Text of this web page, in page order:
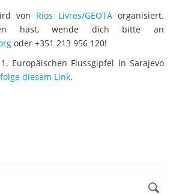
von Rios Livres/GEOTA organisiert.
hast, wende dich bitte an
oder +351 213 956 120!
Europäischen Flussgipfel in Sarajevo
folge diesem Link.